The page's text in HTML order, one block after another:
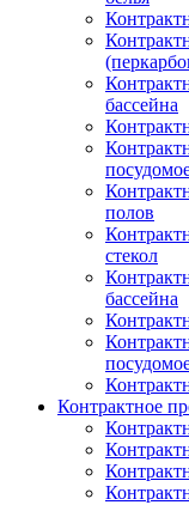
бассейна
полов
стекол
бассейна
Контрактное